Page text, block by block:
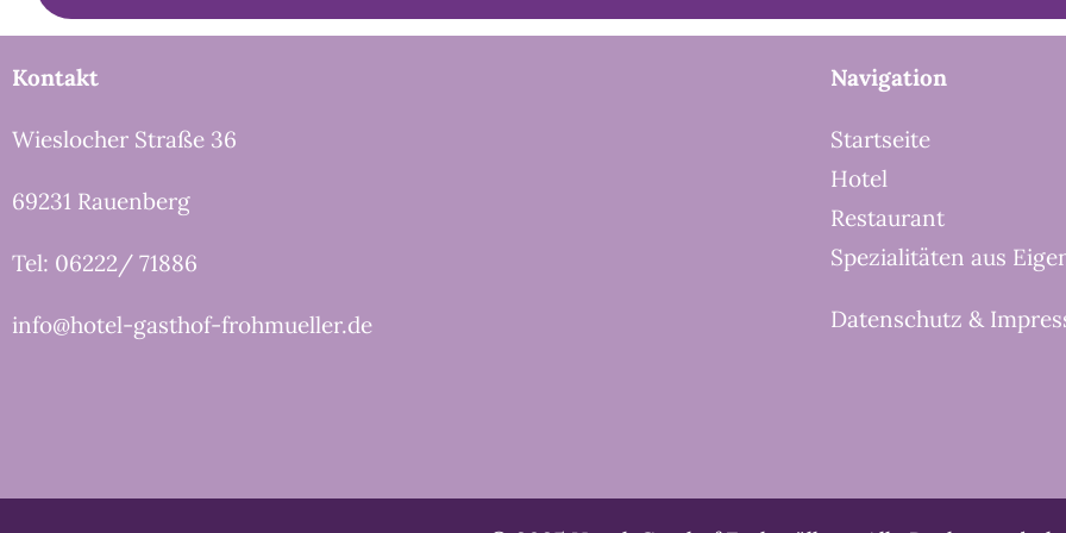
Kontakt
Wieslocher Straße 36
69231 Rauenberg
Tel: 06222/ 71886
info@hotel-gasthof-frohmueller.de
Navigation
Startseite
Hotel
Restaurant
Spezialitäten aus
Datenschutz &